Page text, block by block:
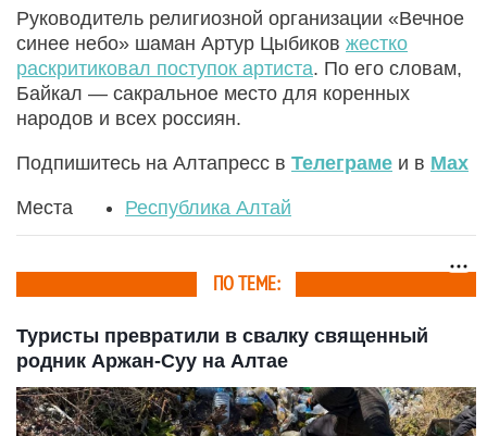
Руководитель религиозной организации «Вечное
синее небо» шаман Артур Цыбиков жестко
раскритиковал поступок артиста. По его словам,
Байкал — сакральное место для коренных
народов и всех россиян.
Подпишитесь на Алтапресс в Телеграме и в Max
Места Республика Алтай
ПО ТЕМЕ:
Туристы превратили в свалку священный
родник Аржан-Суу на Алтае